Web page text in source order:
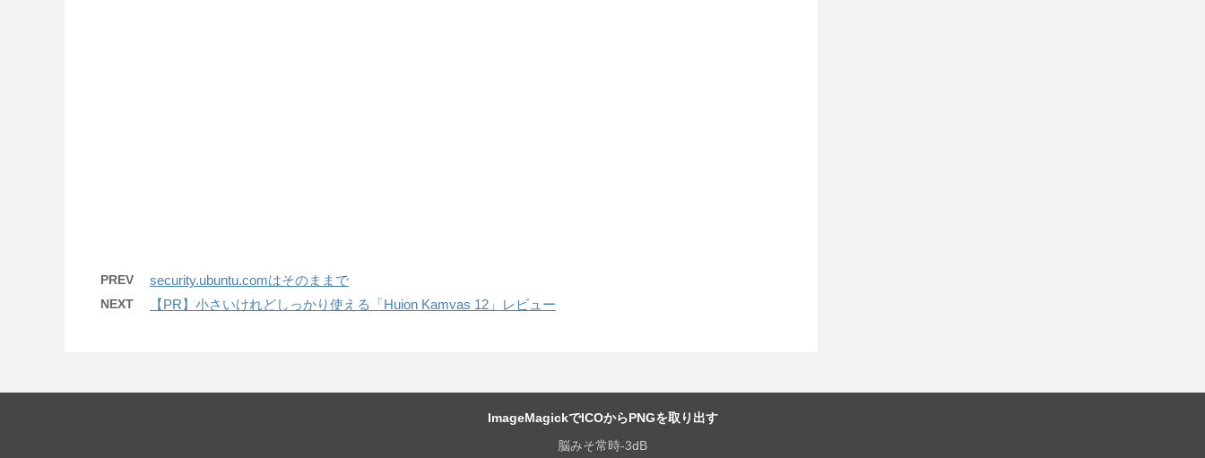
PREV security.ubuntu.comはそのままで
NEXT 【PR】小さいけれどしっかり使える「Huion Kamvas 12」レビュー
ImageMagickでICOからPNGを取り出す
脳みそ常時-3dB